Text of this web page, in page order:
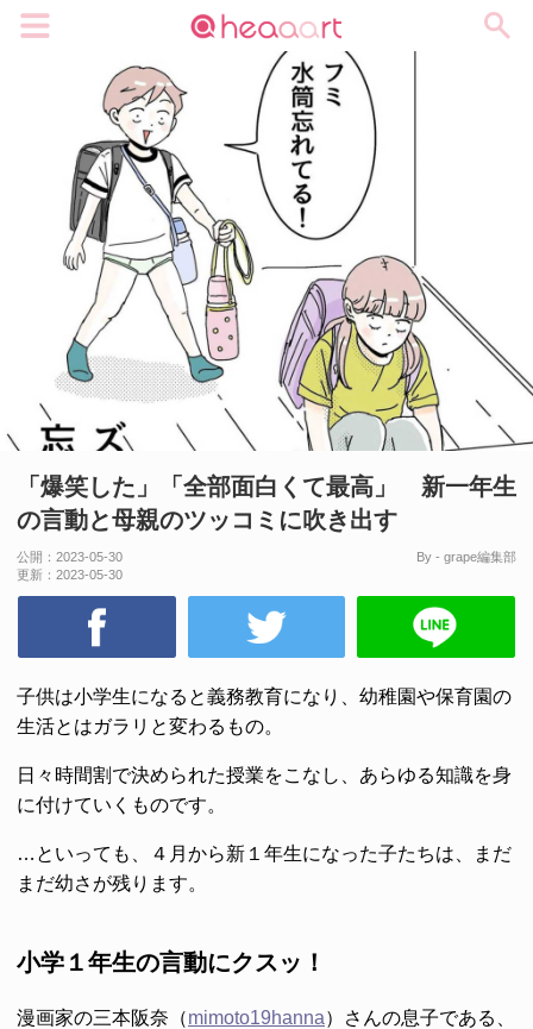
「爆笑した」「全部面白くて最高」 新一年生
の言動と母親のツッコミに吹き出す
公開： 2023-05-30
更新： 2023-05-30
By - grape編集部
子供は小学生になると義務教育になり、幼稚園や保育園の
生活とはガラリと変わるもの。
日々時間割で決められた授業をこなし、あらゆる知識を身
に付けていくものです。
…といっても、４月から新１年生になった子たちは、まだ
まだ幼さが残ります。
小学１年生の言動にクスッ！
漫画家の三本阪奈（mimoto19hanna）さんの息子である、